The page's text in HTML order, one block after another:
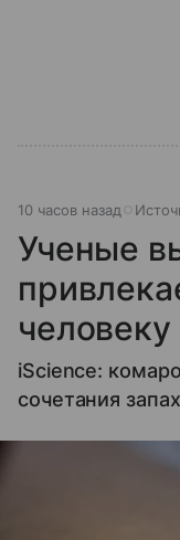
10 часов назад
Ученые
человеку
iScience:
сочетания